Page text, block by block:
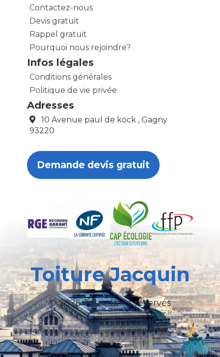
Contactez-nous
Devis gratuit
Rappel gratuit
Pourquoi nous rejoindre?
Infos légales
Conditions générales
Politique de vie privée
Adresses
10 Avenue paul de kock , Gagny
93220
Demande devis gratuit
Toiture Jacquin
© 2026 Tous droits réservés